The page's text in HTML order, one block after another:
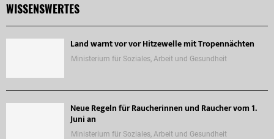
WISSENSWERTES
Land warnt vor vor Hitzewelle mit Tropennächten
Ministerium für Soziales, Arbeit und Gesundheit
Neue Regeln für Raucherinnen und Raucher vom 1.
Juni an
Ministerium für Soziales, Arbeit und Gesundheit